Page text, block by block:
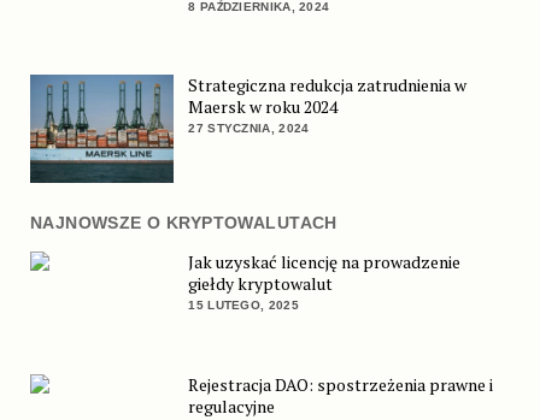
8 PAŹDZIERNIKA, 2024
Strategiczna redukcja zatrudnienia w
Maersk w roku 2024
27 STYCZNIA, 2024
NAJNOWSZE O KRYPTOWALUTACH
Jak uzyskać licencję na prowadzenie
giełdy kryptowalut
15 LUTEGO, 2025
Rejestracja DAO: spostrzeżenia prawne i
regulacyjne